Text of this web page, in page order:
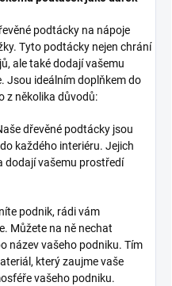
podtácky na nápoje
Tyto podtácky nejen chrání
ale také dodají vašemu
Jsou ideálním doplňkem do
z několika důvodů:
dřevěné podtácky jsou
každého interiéru. Jejich
dodají vašemu prostředí
podnik, rádi vám
Můžete na ně nechat
název vašeho podniku. Tím
který zaujme vaše
vašeho podniku.